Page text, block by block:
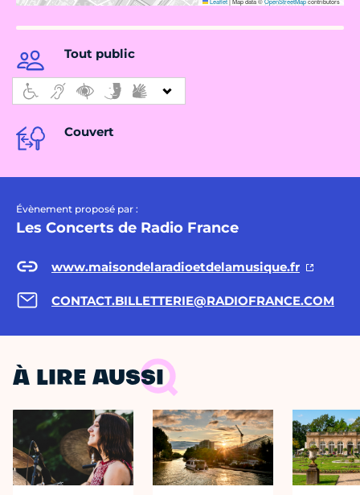
Tout public
Couvert
Évènement proposé par :
Les Concerts de Radio France
www.maisondelaradioetdelamusique.fr
CONTACT.BILLETTERIE@RADIOFRANCE.COM
À LIRE AUSSI